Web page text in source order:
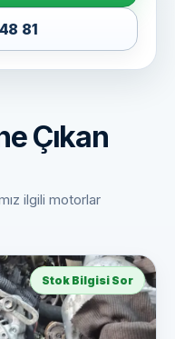
81
Çıkan
ilgili motorlar
Stok Bilgisi Sor